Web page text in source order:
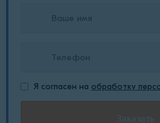
Я согласен на обработку